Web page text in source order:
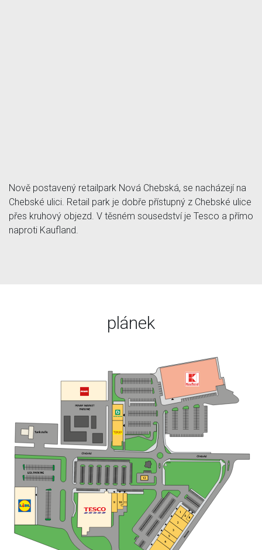
Nově postavený retailpark Nová Chebská, se nacházejí na
Chebské ulici. Retail park je dobře přístupný z Chebské ulice
přes kruhový objezd. V těsném sousedství je Tesco a přímo
naproti Kaufland.
plánek